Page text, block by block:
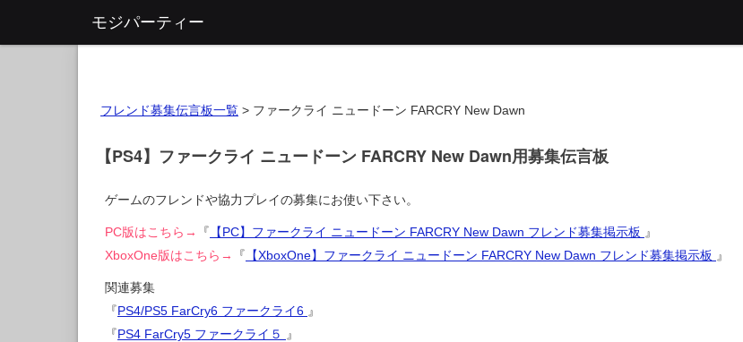
モジパーティー
フレンド募集伝言板一覧 > ファークライ ニュードーン FARCRY New Dawn
【PS4】ファークライ ニュードーン FARCRY New Dawn用募集伝言板
ゲームのフレンドや協力プレイの募集にお使い下さい。
PC版はこちら→ 『 【PC】ファークライ ニュードーン FARCRY New Dawn フレンド募集掲示板 』
XboxOne版はこちら→
『 【XboxOne】ファークライ ニュードーン FARCRY New Dawn フレンド募集掲示板 』
関連募集
『PS4/PS5 FarCry6 ファークライ6 』
『PS4 FarCry5 ファークライ５
』